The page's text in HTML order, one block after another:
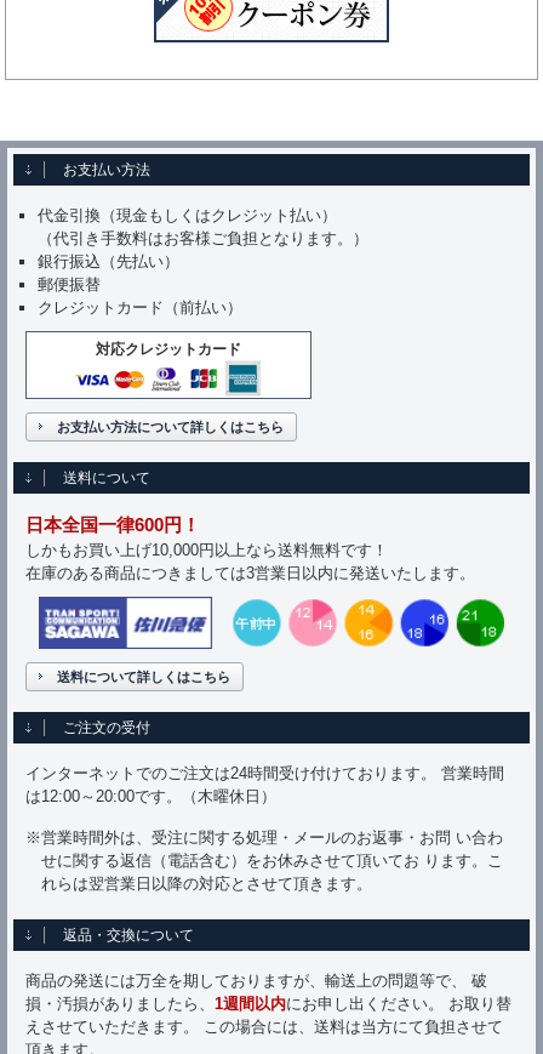
お支払い方法
代金引換（現金もしくはクレジット払い）
（代引き手数料はお客様ご負担となります。）
銀行振込（先払い）
郵便振替
クレジットカード（前払い）
対応クレジットカード
お支払い方法について詳しくはこちら
送料について
日本全国一律600円！
しかもお買い上げ10,000円以上なら送料無料です！
在庫のある商品につきましては3営業日以内に発送いたします。
送料について詳しくはこちら
ご注文の受付
インターネットでのご注文は24時間受け付けております。 営業時間
は12:00～20:00です。（木曜休日）
※営業時間外は、受注に関する処理・メールのお返事・お問 い合わ
せに関する返信（電話含む）をお休みさせて頂いてお ります。こ
れらは翌営業日以降の対応とさせて頂きます。
返品・交換について
商品の発送には万全を期しておりますが、輸送上の問題等で、 破
損・汚損がありましたら、 1週間以内にお申し出ください。 お取り替
えさせていただきます。 この場合には、送料は当方にて負担させて
頂きます。